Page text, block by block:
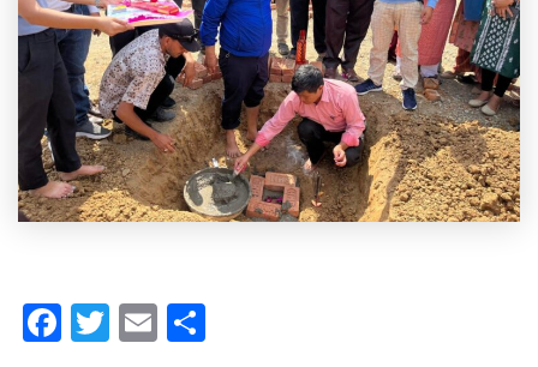
Facebook
Twitter
Email